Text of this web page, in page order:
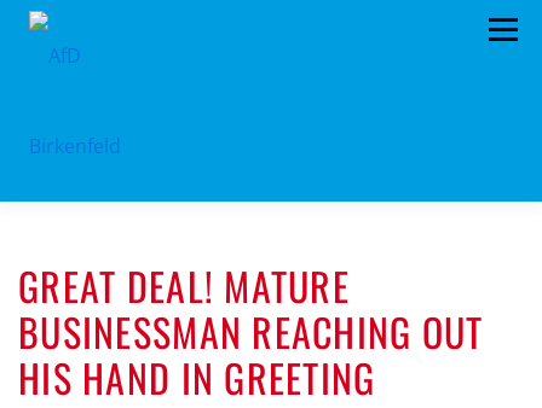
Zum
Menü
AKTUELLES TERMINE MITMACHEN!
KONTAKT
GREAT DEAL! MATURE
BUSINESSMAN REACHING OUT
HIS HAND IN GREETING